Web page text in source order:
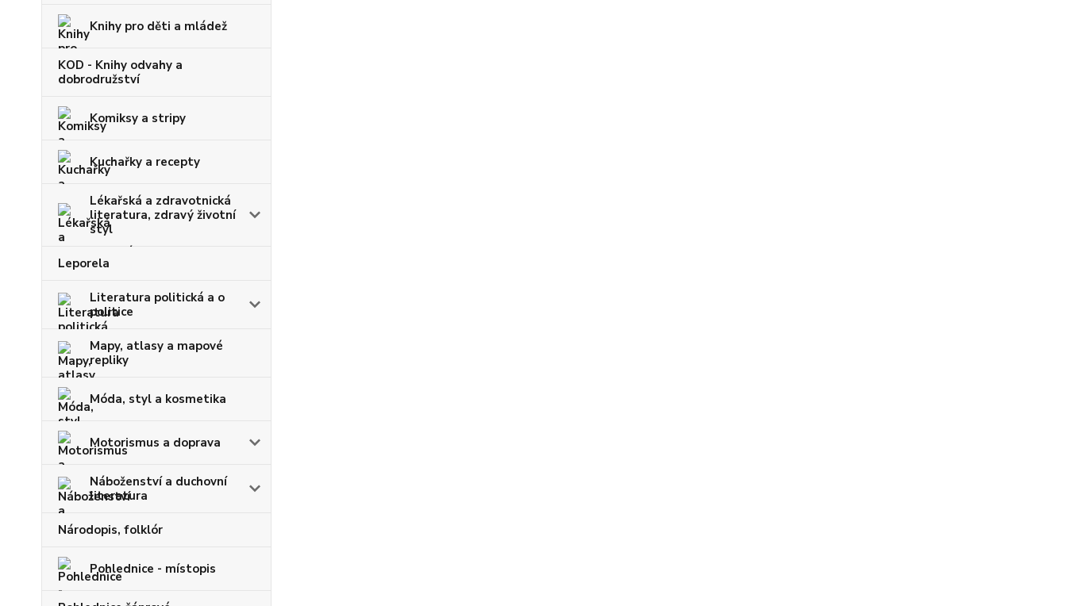
Knihy pro děti a mládež
KOD - Knihy odvahy a
dobrodružství
Komiksy a stripy
Kuchařky a recepty
Lékařská a zdravotnická
literatura, zdravý životní
styl
Leporela
Literatura politická a o
politice
Mapy, atlasy a mapové
repliky
Móda, styl a kosmetika
Motorismus a doprava
Náboženství a duchovní
literatura
Národopis, folklór
Pohlednice - místopis